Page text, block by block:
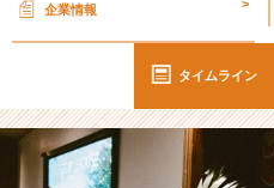
て
る
と
聞
か
企業情報 >
タイムライン